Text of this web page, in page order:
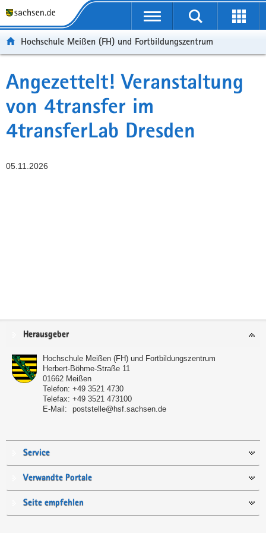
Portalübergreifende
Hochschule Meißen (FH) und Fortbildungszentrum
Angezettelt! Veranstaltung
von 4transfer im
4transferLab Dresden
05.11.2026
Service
Herausgeber
Hochschule Meißen (FH) und Fortbildungszentrum
Herbert-Böhme-Straße 11
01662 Meißen
Telefon: +49 3521 4730
Telefax: +49 3521 473100
E-Mail:
poststelle@hsf.sachsen.de
Service
Verwandte Portale
Seite empfehlen